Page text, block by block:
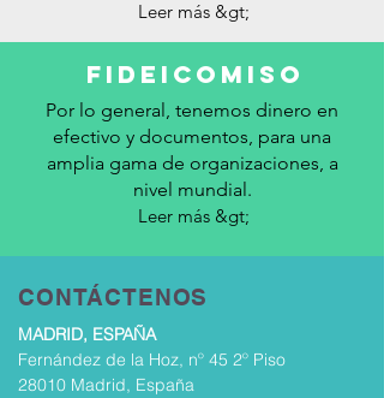
Leer más &gt;
FIDEICOMISO
Por lo general, tenemos dinero en
efectivo y documentos, para una
amplia gama de organizaciones, a
nivel mundial.
Leer más &gt;
CONTÁCTENOS
MADRID, ESPAÑA
Fernández de la Hoz, nº 45 2º Piso
28010 Madrid, España